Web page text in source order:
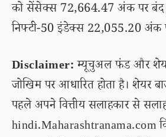
को सेंसेक्स 72,664.47 अंक पर बंद
निफ्टी-50 इंडेक्स 22,055.20 अंक
Disclaimer:म्यूचुअल फंड और
जोखिम पर आधारित होता है। शेयर
पहले अपने वित्तीय सलाहकार से
hindi.Maharashtranama.com